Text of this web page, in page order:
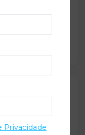
compartilhe
Privacidade